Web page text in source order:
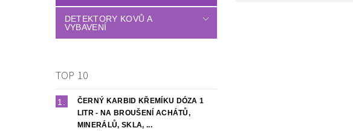
DETEKTORY KOVŮ A
VYBAVENÍ
TOP 10
ČERNÝ KARBID KŘEMÍKU DÓZA 1
LITR - NA BROUŠENÍ ACHÁTŮ,
MINERÁLŮ, SKLA, ...